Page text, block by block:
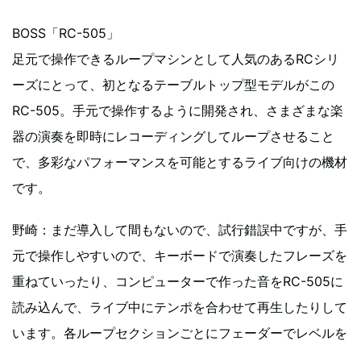
BOSS「RC-505」
足元で操作できるループマシンとして人気のあるRCシリ
ーズにとって、初となるテーブルトップ型モデルがこの
RC-505。手元で操作するように開発され、さまざまな楽
器の演奏を即時にレコーディングしてループさせること
で、多彩なパフォーマンスを可能とするライブ向けの機材
です。
野崎：まだ導入して間もないので、試行錯誤中ですが、手
元で操作しやすいので、キーボードで演奏したフレーズを
重ねていったり、コンピューターで作った音をRC-505に
読み込んで、ライブ中にテンポを合わせて再生したりして
います。各ループセクションごとにフェーダーでレベルを